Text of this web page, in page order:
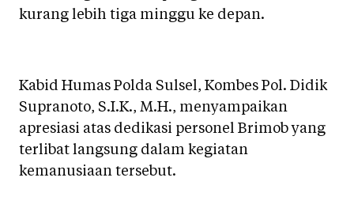
kurang lebih tiga minggu ke depan.
Kabid Humas Polda Sulsel, Kombes Pol. Didik
Supranoto, S.I.K., M.H., menyampaikan
apresiasi atas dedikasi personel Brimob yang
terlibat langsung dalam kegiatan
kemanusiaan tersebut.